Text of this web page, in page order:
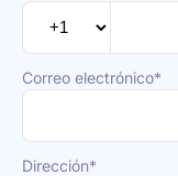
Correo electrónico*
Dirección*